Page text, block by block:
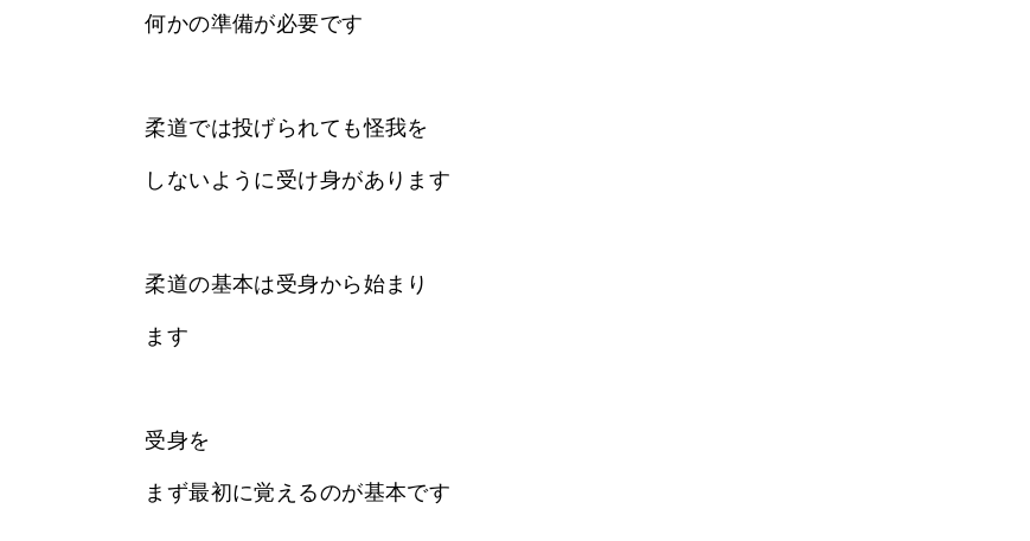
何かの準備が必要です
柔道では投げられても怪我を
しないように受け身があります
柔道の基本は受身から始まり
ます
受身を
まず最初に覚えるのが基本です